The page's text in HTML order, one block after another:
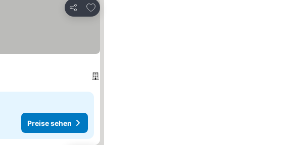
Teilen
Zu Favoriten hinzufügen
Preise sehen